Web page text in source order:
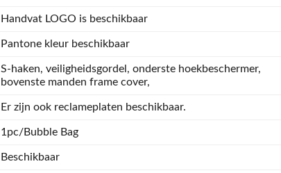
Handvat LOGO is beschikbaar
Pantone kleur beschikbaar
S-haken, veiligheidsgordel, onderste hoekbeschermer,
bovenste manden frame cover,
Er zijn ook reclameplaten beschikbaar.
1pc/Bubble Bag
Beschikbaar